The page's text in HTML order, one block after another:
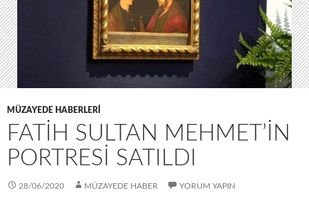
MÜZAYEDE HABERLERI
FATIH SULTAN MEHMET’IN
PORTRESI SATILDI
28/06/2020 MÜZAYEDE HABER YORUM YAPIN